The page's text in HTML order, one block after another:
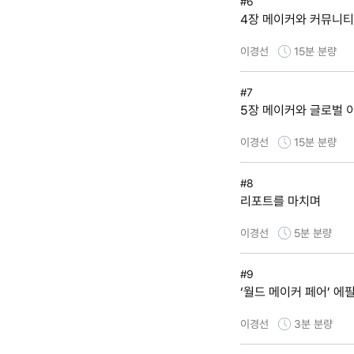
4장 메이커와 커뮤니티
이경선 15분 분량
#7
5장 메이커와 글로벌
이경선 15분 분량
#8
리포트를 마치며
이경선 5분 분량
#9
‘월드 메이커 페어’ 에
이경선 3분 분량